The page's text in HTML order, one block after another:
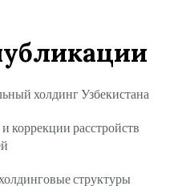
холдинг Узбекистана
коррекции расстройств
структуры